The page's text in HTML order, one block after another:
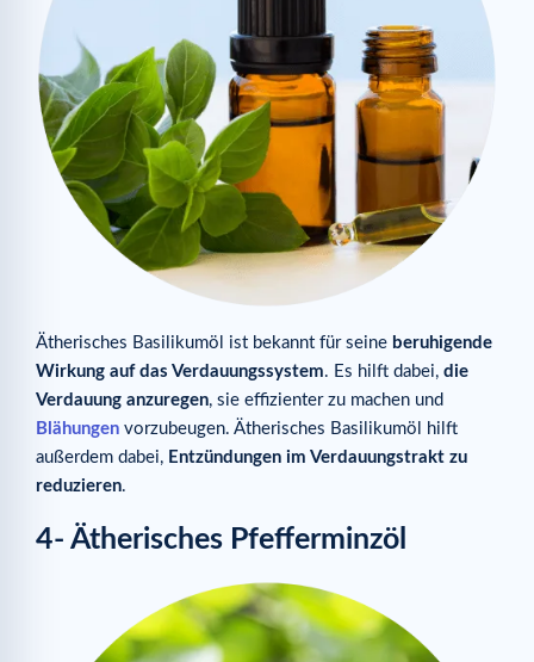
Ätherisches Basilikumöl ist bekannt für seine beruhigende
Wirkung auf das Verdauungssystem. Es hilft dabei, die
Verdauung anzuregen, sie effizienter zu machen und
Blähungen vorzubeugen. Ätherisches Basilikumöl hilft
außerdem dabei, Entzündungen im Verdauungstrakt zu
reduzieren.
4- Ätherisches Pfefferminzöl